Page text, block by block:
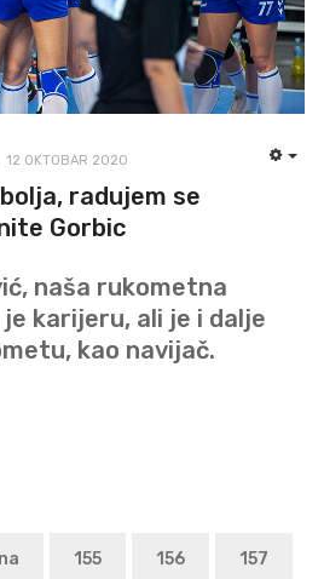
12 OKTOBAR 2020
radujem se
Gorbic
naša rukometna
je karijeru, ali je i dalje
kao navijač.
155 156 157